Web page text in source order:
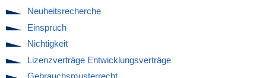
Neuheitsrecherche
Einspruch
Nichtigkeit
Lizenzverträge Entwicklungsverträge